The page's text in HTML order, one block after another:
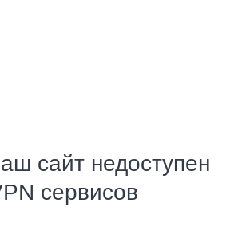
сайт недоступен
сервисов